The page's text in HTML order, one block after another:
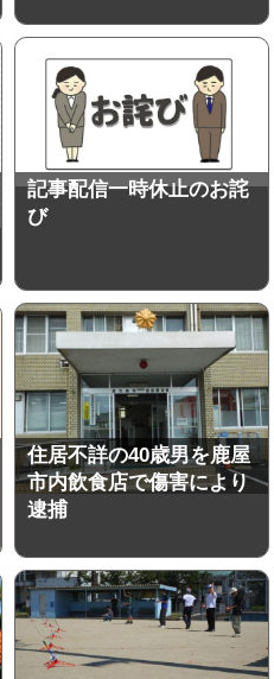
記事配信一時休止のお詫
び
住居不詳の40歳男を鹿屋
市内飲食店で傷害により
逮捕